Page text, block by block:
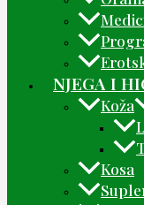
NJEGA I
Koža
Kosa